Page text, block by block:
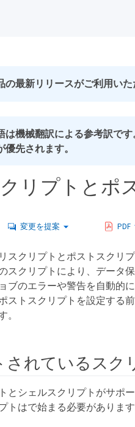
の最新リリースがご利用いた
は機械翻訳による参考訳で
優先されます。
リプトとポ
変更を提案 PDF
スクリプトとポストスクリ
スクリプトにより、データ
ブのエラーや警告を自動的
ストスクリプトを設定する
。
されているスク
とシェルスクリプトがサポー
トはで始まる必要があります